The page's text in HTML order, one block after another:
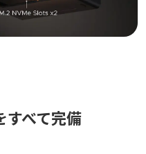
すべて完備